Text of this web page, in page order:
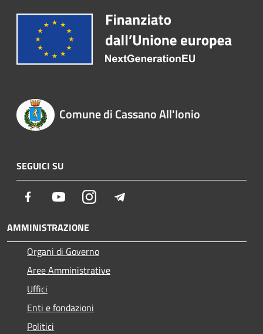
Comune di Cassano All'Ionio
SEGUICI SU
Facebook YoutubeInstagram
AMMINISTRAZIONE
Organi di Governo
Aree Amministrative
Uffici
Enti e fondazioni
Politici